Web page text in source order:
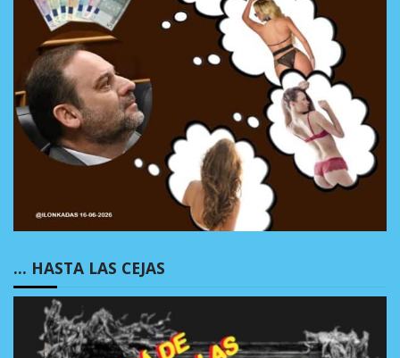
… HASTA LAS CEJAS